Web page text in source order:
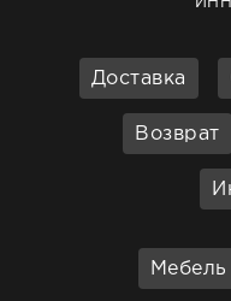
Доставка
Возврат
Мебель